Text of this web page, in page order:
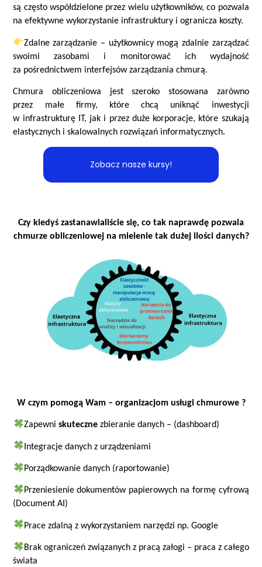
są często współdzielone przez wielu użytkowników, co pozwala
na efektywne wykorzystanie infrastruktury i ogranicza koszty.
Zdalne zarządzanie – użytkownicy mogą zdalnie zarządzać
swoimi zasobami i monitorować ich wydajność
za pośrednictwem interfejsów zarządzania chmurą.
Chmura obliczeniowa jest szeroko stosowana zarówno
przez małe firmy, które chcą uniknąć inwestycji
w infrastrukturę IT, jak i przez duże korporacje, które szukają
elastycznych i skalowalnych rozwiązań informatycznych.
Zobacz nasze kursy!
Czy kiedyś zastanawialiście się, co tak naprawdę pozwala
chmurze obliczeniowej na mielenie tak dużej ilości danych?
W czym pomogą Wam – organizacjom usługi chmurowe ?
Zapewni skutecznezbieranie danych – (dashboard)
Integracje danych z urządzeniami
Porządkowanie danych (raportowanie)
Przeniesienie dokumentów papierowych na formę cyfrową
(Document AI)
Prace zdalną z wykorzystaniem narzędzi np. Google
Brak ograniczeń związanych z pracą załogi – praca z całego
świata